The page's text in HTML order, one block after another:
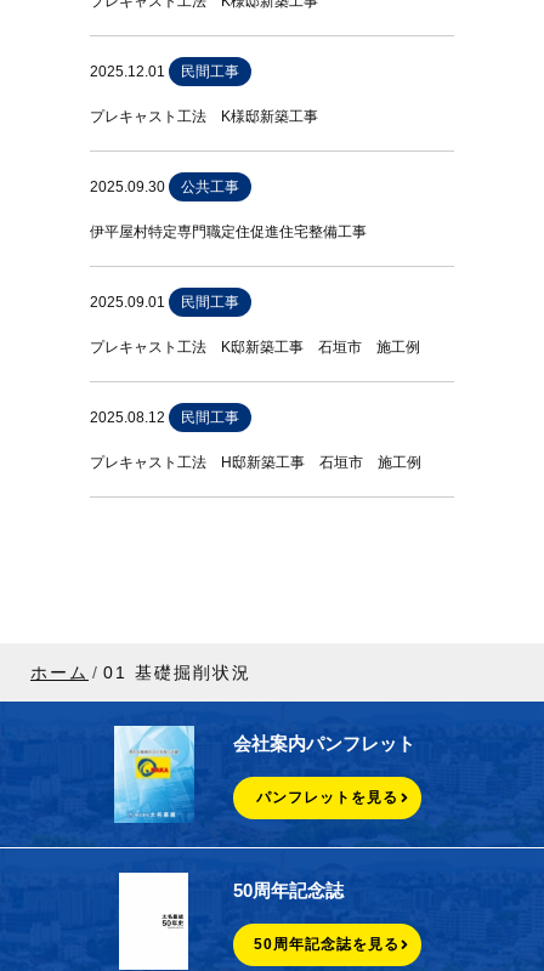
2025.12.01 民間工事
プレキャスト工法 K様邸新築工事
2025.09.30 公共工事
伊平屋村特定専門職定住促進住宅整備工事
2025.09.01 民間工事
プレキャスト工法 K邸新築工事 石垣市 施工例
2025.08.12 民間工事
プレキャスト工法 H邸新築工事 石垣市 施工例
ホーム 01 基礎掘削状況
会社案内パンフレット
パンフレットを見る
50周年記念誌
50周年記念誌を見る